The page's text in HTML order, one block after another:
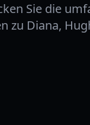
Sie die
zu Diana,